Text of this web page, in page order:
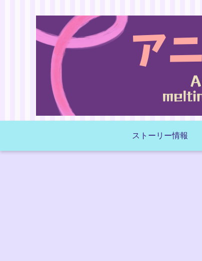
ストーリー情報